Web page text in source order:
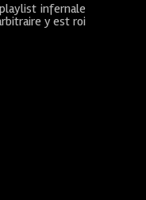
infernale
y est roi